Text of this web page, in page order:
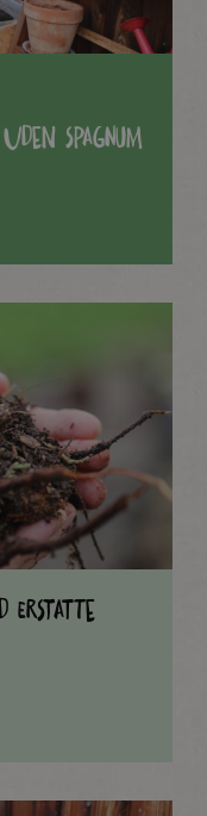
spagnum
erstatte